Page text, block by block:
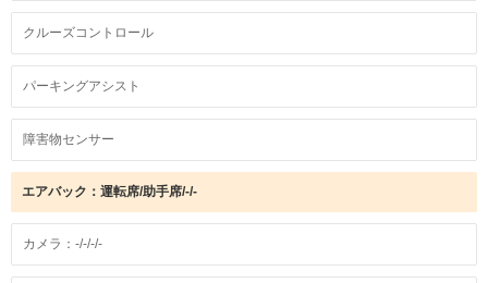
クルーズコントロール
パーキングアシスト
障害物センサー
エアバック：運転席/助手席/-/-
カメラ：-/-/-/-